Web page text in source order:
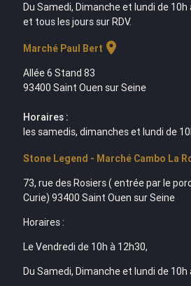
Du Samedi, Dimanche et lundi de 10h
et tous les jours sur RDV.
Marché Paul Bert location_on
Allée 6 Stand 83
93400 Saint Ouen sur Seine
Horaires :
les samedis, dimanches et lundi de
Stone Legend - Marché Cambo La
73, rue des Rosiers ( entrée par le
Curie) 93400 Saint Ouen sur Seine
Horaires :
Le Vendredi de 10h à 12h30,
Du Samedi, Dimanche et lundi de 10h